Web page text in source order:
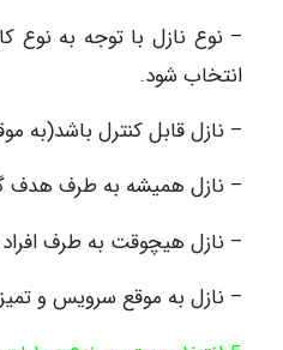
– نوع نازل با توجه به نوع
انتخاب شود.
– نازل قابل کنترل باشد(به
– نازل همیشه به طرف هدف
– نازل هیچوقت به طرف افراد
– نازل به موقع سرویس و